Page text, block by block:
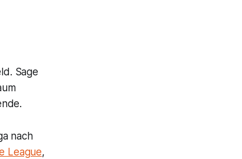
Sage
nach
League,